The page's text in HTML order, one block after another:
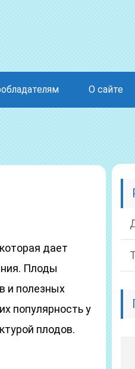
О сайте
дает
Плоды
и полезных
популярность у
плодов.